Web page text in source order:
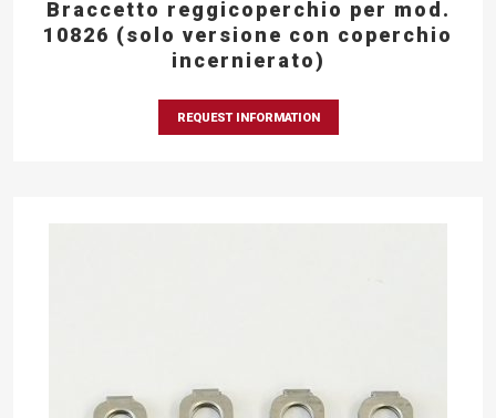
Braccetto reggicoperchio per mod.
10826 (solo versione con coperchio
incernierato)
REQUEST INFORMATION